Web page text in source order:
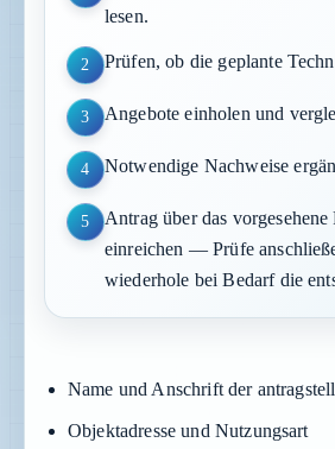
lesen.
2 Prüfen, ob die geplante
3 Angebote einholen und
4 Notwendige Nachweise
5
Antrag über das
einreichen — Prüfe
wiederhole bei Bedarf die
Name und Anschrift der
Objektadresse und Nutzungsart